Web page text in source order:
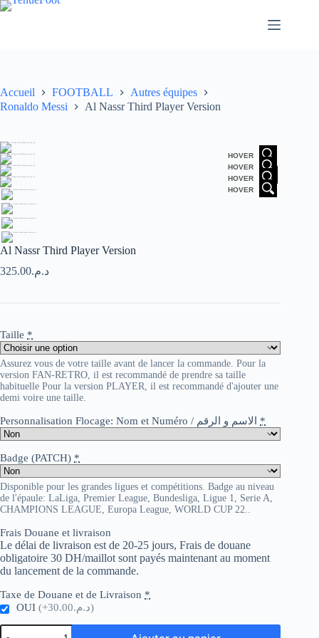
Passer
Accueil FOOTBALL
Autres équipes
Ronaldo Messi
Al Nassr Third Player Version
HOVER
HOVER
HOVER
HOVER
Al Nassr Third Player Version
د.م.325.00
Taille *
Assurez vous de votre taille avant de lancer la commande. Pour la
version FAN-RETRO, il est recommandé de prendre sa taille
habituelle Pour la version PLAYER, il est recommandé d'ajouter une
demi voire une taille.
Personnalisation Flocage: Nom et Numéro / الاسم و الرقم *
Badge (PATCH) *
Disponible pour les grandes ligues et compétitions. Badge au niveau
de l'épaule: LaLiga, Premier League, Bundesliga, Ligue 1, Serie A,
CHAMPIONS LEAGUE, Europa League, WORLD CUP 22..
Frais Douane et livraison
Le délai de livraison est de 20-25 jours, Frais de douane
obligatoire 30 DH/maillot sont payés maintenant au moment
du lancement de la commande.
Taxe de Douane et de Livraison *
OUI
(+د.م.30.00)
quantité